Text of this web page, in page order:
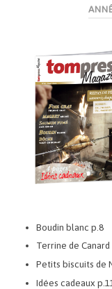
Boudin blanc p.8
Terrine de Canard
Petits biscuits de
Idées cadeaux p.11